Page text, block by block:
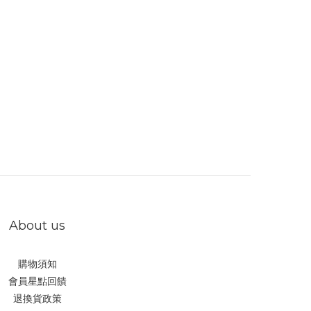
About us
購物須知
會員星點回饋
退換貨政策